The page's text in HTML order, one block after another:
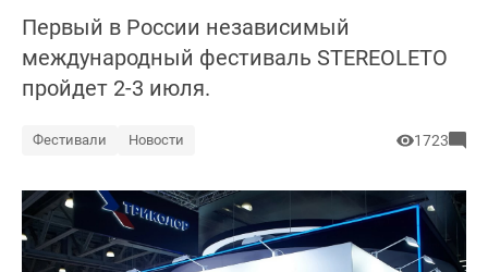
Первый в России независимый
международный фестиваль STEREOLETO
пройдет 2-3 июля.
Фестивали Новости 1723